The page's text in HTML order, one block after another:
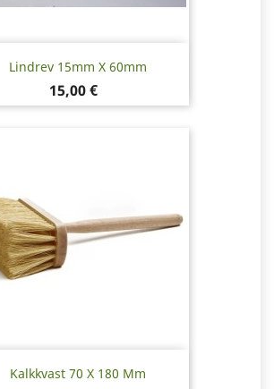
Lindrev 15mm X 60mm
Pris
15,00 €
Kalkkvast 70 X 180 Mm